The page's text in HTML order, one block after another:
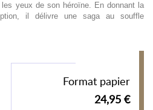
yeux de son héroïne. En donnant la
il délivre une saga au souffle
Format papier
24,95 €